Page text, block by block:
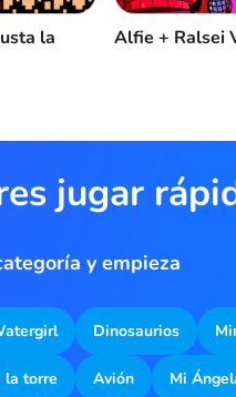
la
Alfie + Ralsei
jugar
y empieza
Dinosaurios
la torre Avión Mi